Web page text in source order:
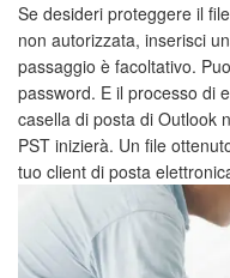
Se desideri proteggere il
non autorizzata, inserisci
passaggio è facoltativo.
password. E il processo di
casella di posta di Outlook
PST inizierà. Un file
tuo client di posta